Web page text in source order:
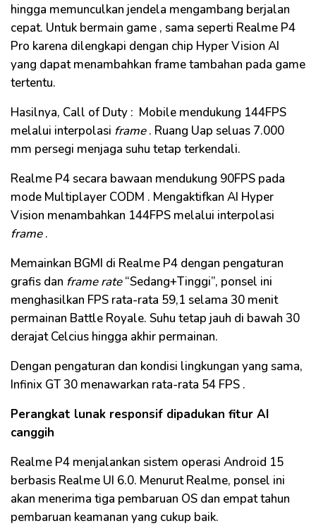
hingga memunculkan jendela mengambang berjalan
cepat. Untuk bermain game , sama seperti Realme P4
Pro karena dilengkapi dengan chip HyperVision AI
yang dapat menambahkan frametambahan pada game
tertentu.
Hasilnya, Call ofDuty : Mobile mendukung 144FPS
melalui interpolasi frame. Ruang Uap seluas 7.000
mm persegi menjaga suhu tetap terkendali.
Realme P4 secara bawaan mendukung 90FPS pada
mode Multiplayer CODM . Mengaktifkan AI Hyper
Vision menambahkan 144FPS melalui interpolasi
frame.
Memainkan BGMI di Realme P4 dengan pengaturan
grafis dan framerate “Sedang+Tinggi”, ponsel ini
menghasilkan FPS rata-rata 59,1 selama 30 menit
permainan Battle Royale. Suhu tetap jauh di bawah 30
derajat Celcius hingga akhir permainan.
Dengan pengaturan dan kondisi lingkungan yang sama,
Infinix GT 30 menawarkan rata-rata 54 FPS .
Perangkat lunak responsif dipadukan fitur AI
canggih
Realme P4 menjalankan sistem operasi Android 15
berbasis Realme UI 6.0. MenurutRealme, ponsel ini
akan menerima tiga pembaruan OS dan empat tahun
pembaruan keamanan yang cukup baik.